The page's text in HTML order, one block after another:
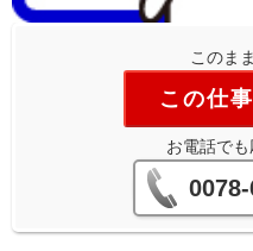
このま
この仕
お電話でも